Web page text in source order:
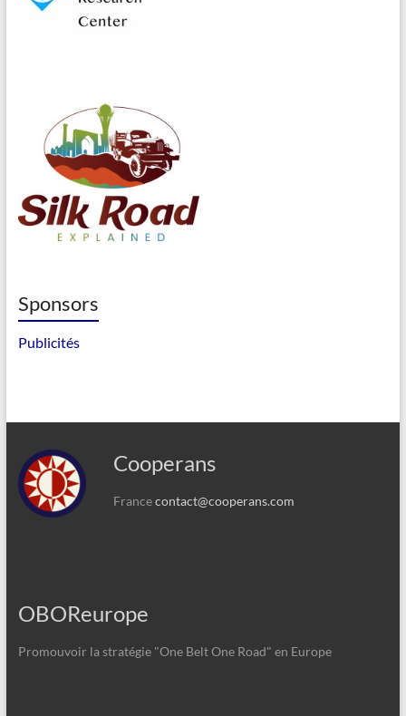
Sponsors
Publicités
Cooperans
Francecontact@cooperans.com
OBOReurope
Promouvoir la stratégie "One Belt One Road" en Europe